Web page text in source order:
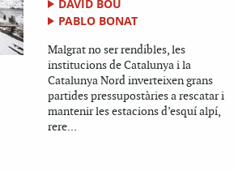
DAVID BOU
PABLO BONAT
Malgrat no ser rendibles, les
institucions de Catalunya i la
Catalunya Nord inverteixen grans
partides pressupostàries a rescatar i
mantenir les estacions d’esquí alpí,
rere...